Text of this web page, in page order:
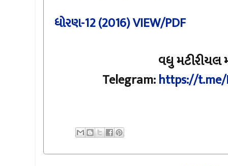
ધોરણ-12 (2016) VIEW/PDF
વધુ મટીરીયલ
Telegram:https://t.me/